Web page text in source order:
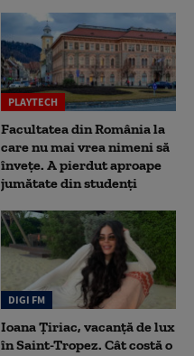
PLAYTECH
Facultatea din România la
care nu mai vrea nimeni să
înveţe. A pierdut aproape
jumătate din studenţi
DIGI FM
Ioana Țiriac, vacanță de lux
în Saint-Tropez. Cât costă o